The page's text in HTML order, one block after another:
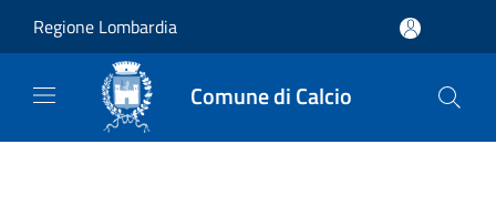
Regione Lombardia
Comune di Calcio